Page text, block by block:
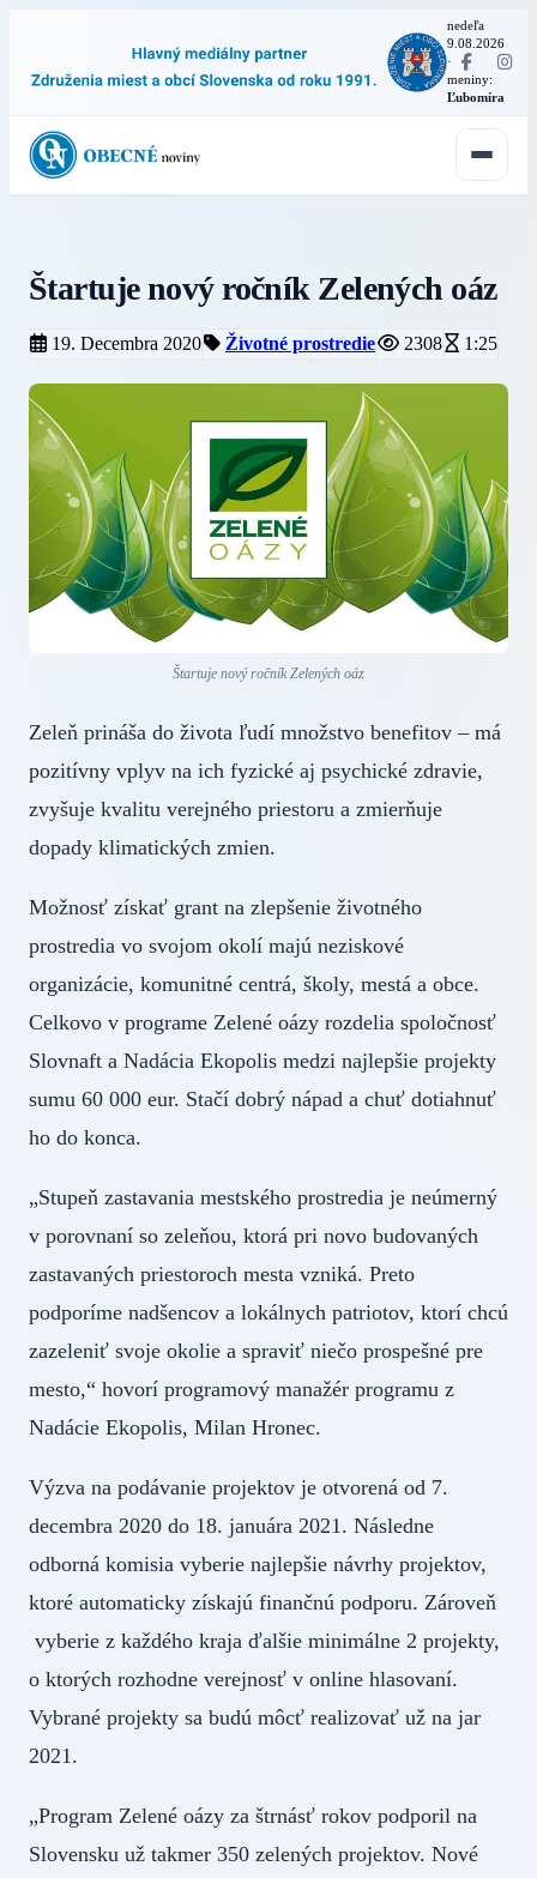
nedeľa
9.08.2026
·
meniny:
Ľubomíra
Štartuje nový ročník Zelených oáz
19. Decembra 2020 Životné prostredie 2308 1:25
Štartuje nový ročník Zelených oáz
Zeleň prináša do života ľudí množstvo benefitov – má
pozitívny vplyv na ich fyzické aj psychické zdravie,
zvyšuje kvalitu verejného priestoru a zmierňuje
dopady klimatických zmien.
Možnosť získať grant na zlepšenie životného
prostredia vo svojom okolí majú neziskové
organizácie, komunitné centrá, školy, mestá a obce.
Celkovo v programe Zelené oázy rozdelia spoločnosť
Slovnaft a Nadácia Ekopolis medzi najlepšie projekty
sumu 60 000 eur. Stačí dobrý nápad a chuť dotiahnuť
ho do konca.
„Stupeň zastavania mestského prostredia je neúmerný
v porovnaní so zeleňou, ktorá pri novo budovaných
zastavaných priestoroch mesta vzniká. Preto
podporíme nadšencov a lokálnych patriotov, ktorí chcú
zazeleniť svoje okolie a spraviť niečo prospešné pre
mesto,“ hovorí programový manažér programu z
Nadácie Ekopolis, Milan Hronec.
Výzva na podávanie projektov je otvorená od 7.
decembra 2020 do 18. januára 2021. Následne
odborná komisia vyberie najlepšie návrhy projektov,
ktoré automaticky získajú finančnú podporu. Zároveň
vyberie z každého kraja ďalšie minimálne 2 projekty,
o ktorých rozhodne verejnosť v online hlasovaní.
Vybrané projekty sa budú môcť realizovať už na jar
2021.
„Program Zelené oázy za štrnásť rokov podporil na
Slovensku už takmer 350 zelených projektov. Nové